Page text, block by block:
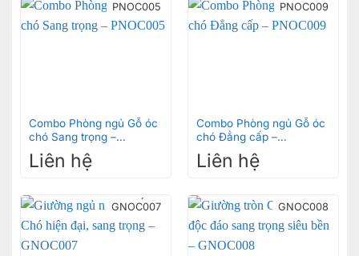
PNOC005
Combo Phòng ngủ Gỗ óc
chó Sang trọng –
PNOC005
Liên hệ
PNOC009
Combo Phòng ngủ Gỗ óc
chó Đẳng cấp –
PNOC009
Liên hệ
GNOC007 GNOC008